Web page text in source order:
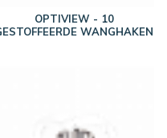
OPTIVIEW - 10
WANGHAKEN